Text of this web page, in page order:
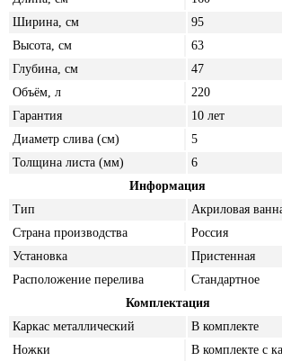
Ширина, см
95
Высота, см
63
Глубина, см
47
Объём, л
220
Гарантия
10 лет
Диаметр слива (см)
5
Толщина листа (мм)
6
Информация
Тип
Акриловая
Страна производства
Россия
Установка
Пристенная
Расположение перелива
Стандартное
Комплектация
Каркас металлический
В комплекте
Ножки
В комплекте с